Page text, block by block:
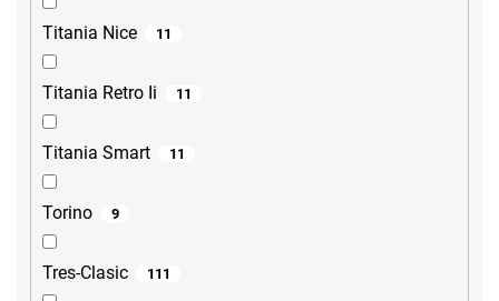
Titania Nice 11
Titania Retro Ii 11
Titania Smart 11
Torino 9
Tres-Clasic 111